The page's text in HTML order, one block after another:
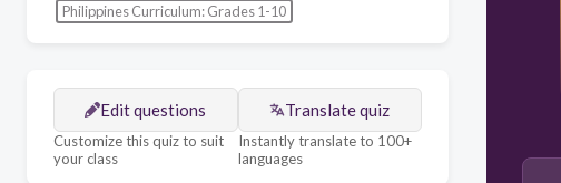
Philippines Curriculum: Grades 1-10
Edit questions
Customize this quiz to suit
your class
Translate quiz
Instantly translate to 100+
languages